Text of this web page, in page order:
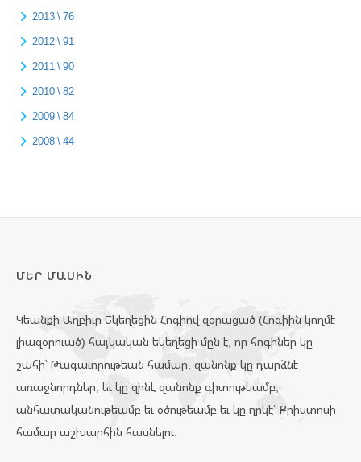
2013 \ 76
2012 \ 91
2011 \ 90
2010 \ 82
2009 \ 84
2008 \ 44
ՄԵՐ ՄԱՍԻՆ
Կեանքի Աղբիւր Եկեղեցին Հոգիով զօրացած (Հոգիին կողմէ
լիազօրուած) հայկական եկեղեցի մըն է, որ հոգիներ կը
շահի՝ Թագաւորութեան համար, զանոնք կը դարձնէ
առաջնորդներ, եւ կը զինէ զանոնք գիտութեամբ,
անհատականութեամբ եւ օծութեամբ եւ կը ղրկէ՝ Քրիստոսի
համար աշխարհին հասնելու: